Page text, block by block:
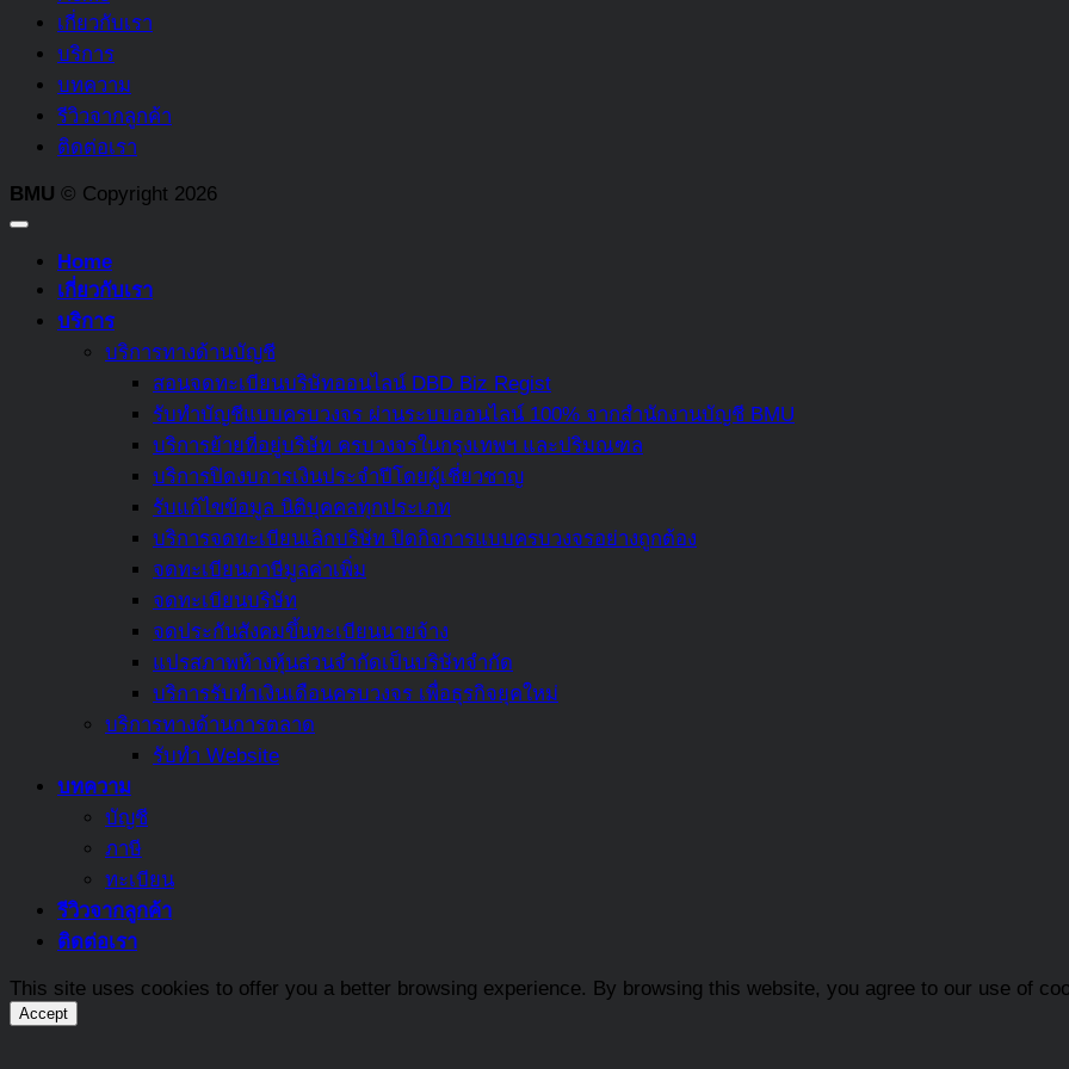
เกี่ยวกับเรา
บริการ
บทความ
รีวิวจากลูกค้า
ติดต่อเรา
BMU © Copyright 2026
Home
เกี่ยวกับเรา
บริการ
บริการทางด้านบัญชี
สอนจดทะเบียนบริษัทออนไลน์ DBD Biz Regist
รับทำบัญชีแบบครบวงจร ผ่านระบบออนไลน์ 100% จากสำนักงานบัญชี BMU
บริการย้ายที่อยู่บริษัท ครบวงจรในกรุงเทพฯ และปริมณฑล
บริการปิดงบการเงินประจำปีโดยผู้เชี่ยวชาญ
รับแก้ไขข้อมูล นิติบุคคลทุกประเภท
บริการจดทะเบียนเลิกบริษัท ปิดกิจการแบบครบวงจรอย่างถูกต้อง
จดทะเบียนภาษีมูลค่าเพิ่ม
จดทะเบียนบริษัท
จดประกันสังคมขึ้นทะเบียนนายจ้าง
แปรสภาพห้างหุ้นส่วนจำกัดเป็นบริษัทจำกัด
บริการรับทำเงินเดือนครบวงจร เพื่อธุรกิจยุคใหม่
บริการทางด้านการตลาด
รับทำ Website
บทความ
บัญชี
ภาษี
ทะเบียน
รีวิวจากลูกค้า
ติดต่อเรา
This site uses cookies to offer you a better browsing experience. By browsing this website, you agree to our use of
Accept